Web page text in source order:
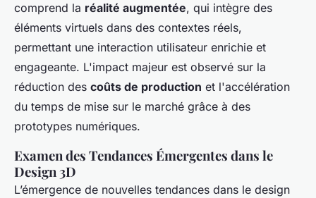
comprend la réalité augmentée, qui intègre des
éléments virtuels dans des contextes réels,
permettant une interaction utilisateur enrichie et
engageante. L'impact majeur est observé sur la
réduction des coûts de production et l'accélération
du temps de mise sur le marché grâce à des
prototypes numériques.
Examen des Tendances Émergentes dans le
Design 3D
L’émergence de nouvelles tendances dans le design